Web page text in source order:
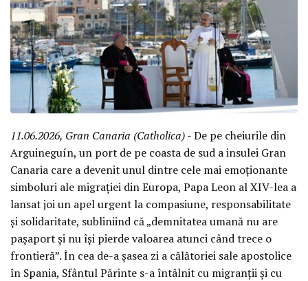
11.06.2026, Gran Canaria (Catholica)- De pe cheiurile din
Arguineguín, un port de pe coasta de sud a insulei Gran
Canaria care a devenit unul dintre cele mai emoționante
simboluri ale migrației din Europa, Papa Leon al XIV-lea a
lansat joi un apel urgent la compasiune, responsabilitate
și solidaritate, subliniind că „demnitatea umană nu are
pașaport și nu își pierde valoarea atunci când trece o
frontieră”. În cea de-a șasea zi a călătoriei sale apostolice
în Spania, Sfântul Părinte s-a întâlnit cu migranții și cu